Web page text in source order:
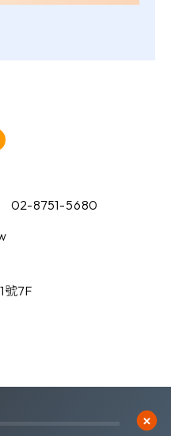
02-8751-5680
號7F